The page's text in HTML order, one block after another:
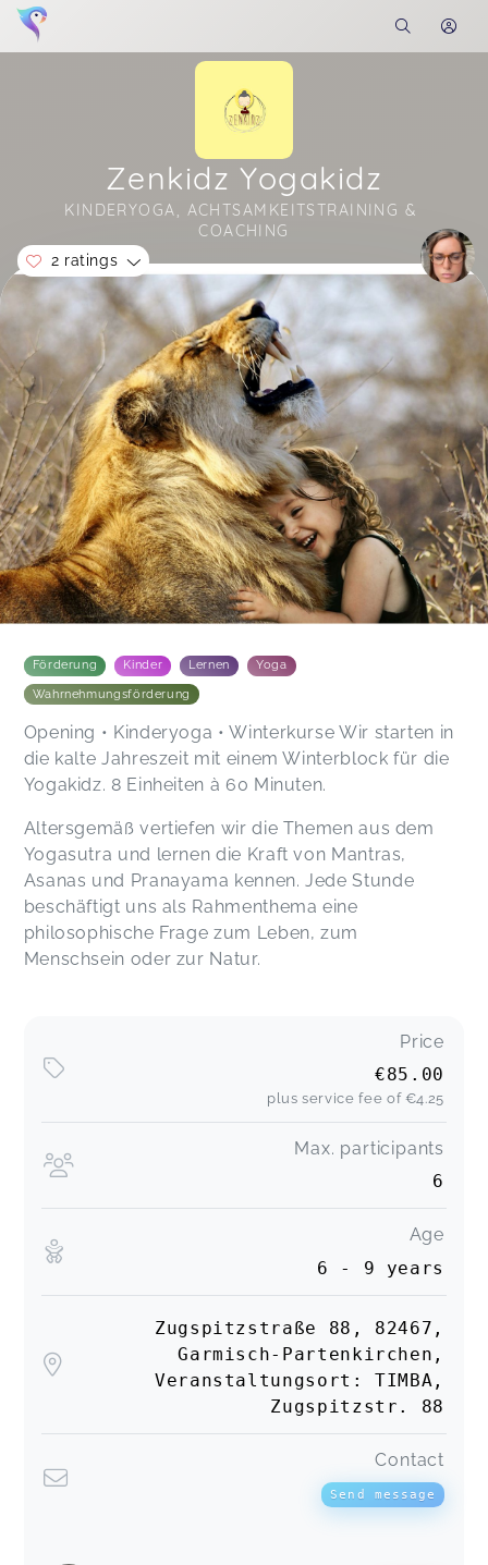
Zenkidz Yogakidz
KINDERYOGA, ACHTSAMKEITSTRAINING &
COACHING
Soon you will learn more about me here...
2 ratings
Vielen Dank für den schönen Kurs! Hat meiner
Tochter sehr gut gefallen!
Verena,May 13
Raphaela bereitet für die Kinder einen solch
liebevollen und achtsamen Raum. Sie geht auf
die Kinder und deren Bedürfnisse und Wünsche
ein und hat für jede Stunde tolle Ideen und lässt
die Kinder auch mitgestalten. Mein Kind liebt
Raphaelas Yogastunden und ist nun die zweite
Runde mit dabei.
Daniela,Dec 04
Förderung Kinder Lernen Yoga
Wahrnehmungsförderung
Opening • Kinderyoga • Winterkurse Wir starten in
die kalte Jahreszeit mit einem Winterblock für die
Yogakidz. 8 Einheiten à 60 Minuten.
Altersgemäß vertiefen wir die Themen aus dem
Yogasutra und lernen die Kraft von Mantras,
Asanas und Pranayama kennen. Jede Stunde
beschäftigt uns als Rahmenthema eine
philosophische Frage zum Leben, zum
Menschsein oder zur Natur.
Price
€85.00
plus service fee of €4.25
Max. participants
6
Age
6 - 9 years
Zugspitzstraße 88, 82467,
Garmisch-Partenkirchen,
Veranstaltungsort: TIMBA,
Zugspitzstr. 88
Contact
Send message